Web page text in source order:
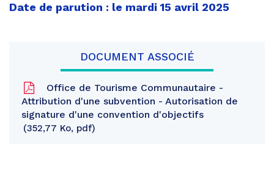
Date de parution : le mardi 15 avril 2025
DOCUMENT ASSOCIÉ
Office de Tourisme Communautaire -
Attribution d'une subvention - Autorisation de
signature d'une convention d'objectifs
352,77 Ko, pdf